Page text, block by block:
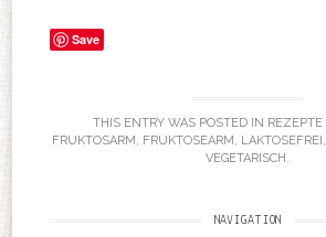
Save
THIS ENTRY WAS POSTED IN REZEPTE
FRUKTOSARM , FRUKTOSEARM , LAKTOSEFREI ,
VEGETARISCH .
NAVIGATION